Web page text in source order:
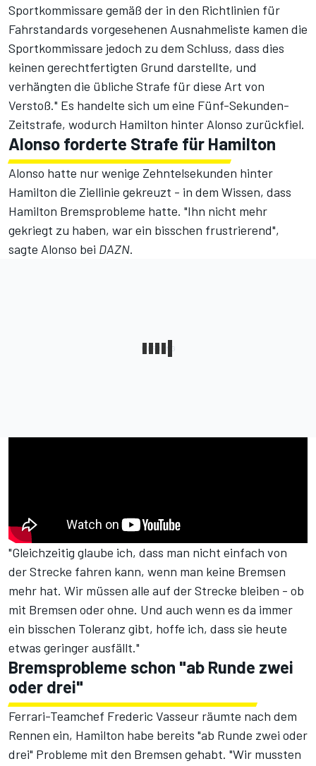
Sportkommissare gemäß der in den Richtlinien für
Fahrstandards vorgesehenen Ausnahmeliste kamen die
Sportkommissare jedoch zu dem Schluss, dass dies
keinen gerechtfertigten Grund darstellte, und
verhängten die übliche Strafe für diese Art von
Verstoß." Es handelte sich um eine Fünf-Sekunden-
Zeitstrafe, wodurch Hamilton hinter Alonso zurückfiel.
Alonso forderte Strafe für Hamilton
Alonso hatte nur wenige Zehntelsekunden hinter
Hamilton die Ziellinie gekreuzt - in dem Wissen, dass
Hamilton Bremsprobleme hatte. "Ihn nicht mehr
gekriegt zu haben, war ein bisschen frustrierend",
sagte Alonso bei DAZN.
"Gleichzeitig glaube ich, dass man nicht einfach von
der Strecke fahren kann, wenn man keine Bremsen
mehr hat. Wir müssen alle auf der Strecke bleiben - ob
mit Bremsen oder ohne. Und auch wenn es da immer
ein bisschen Toleranz gibt, hoffe ich, dass sie heute
etwas geringer ausfällt."
Bremsprobleme schon "ab Runde zwei
oder drei"
Ferrari-Teamchef Frederic Vasseur räumte nach dem
Rennen ein, Hamilton habe bereits "ab Runde zwei oder
drei" Probleme mit den Bremsen gehabt. "Wir mussten